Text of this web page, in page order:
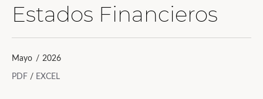
Estados Financieros
Mayo / 2026
PDF / EXCEL